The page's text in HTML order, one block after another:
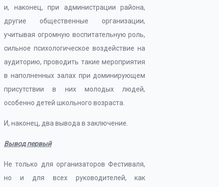
и, наконец, при администрации района,
другие общественные организации,
учитывая огромную воспитательную роль,
сильное психологическое воздействие на
аудиторию, проводить такие мероприятия
в наполненных залах при доминирующем
присутствии в них молодых людей,
особенно детей школьного возраста.
И, наконец, два вывода в заключение.
Вывод первый
Не только для организаторов Фестиваля,
но и для всех руководителей, как